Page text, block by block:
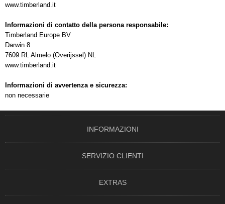
www.timberland.it
Informazioni di contatto della persona responsabile:
Timberland Europe BV
Darwin 8
7609 RL Almelo (Overijssel) NL
www.timberland.it
Informazioni di avvertenza e sicurezza:
non necessarie
INFORMAZIONI
SERVIZIO CLIENTI
EXTRAS